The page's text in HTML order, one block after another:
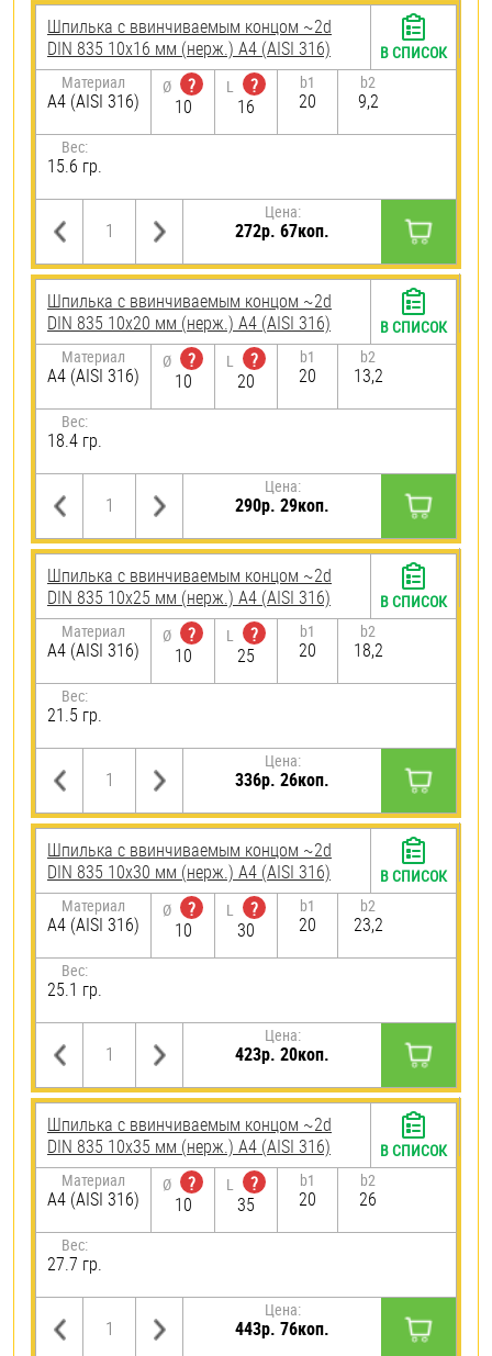
Шпилька c ввинчиваемым концом ~2d
DIN 835 10х16 мм (нерж.) A4 (AISI 316)
Материал
A4 (AISI 316)
Ø
?
10
L
?
16
b1
20
b2
9,2
Вес:
15.6 гр.
Цена:
272р. 67коп.
В СПИСОК
Шпилька c ввинчиваемым концом ~2d
DIN 835 10х20 мм (нерж.) A4 (AISI 316)
Материал
A4 (AISI 316)
Ø
?
10
L
?
20
b1
20
b2
13,2
Вес:
18.4 гр.
Цена:
290р. 29коп.
В СПИСОК
Шпилька c ввинчиваемым концом ~2d
DIN 835 10х25 мм (нерж.) A4 (AISI 316)
Материал
A4 (AISI 316)
Ø
?
10
L
?
25
b1
20
b2
18,2
Вес:
21.5 гр.
Цена:
336р. 26коп.
В СПИСОК
Шпилька c ввинчиваемым концом ~2d
DIN 835 10х30 мм (нерж.) A4 (AISI 316)
Материал
A4 (AISI 316)
Ø
?
10
L
?
30
b1
20
b2
23,2
Вес:
25.1 гр.
Цена:
423р. 20коп.
В СПИСОК
Шпилька c ввинчиваемым концом ~2d
DIN 835 10х35 мм (нерж.) A4 (AISI 316)
Материал
A4 (AISI 316)
Ø
?
10
L
?
35
b1
20
b2
26
Вес:
27.7 гр.
Цена:
443р. 76коп.
В СПИСОК